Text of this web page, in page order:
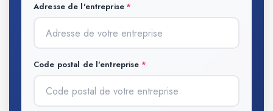
Adresse de l'entreprise
Code postal de l'entreprise